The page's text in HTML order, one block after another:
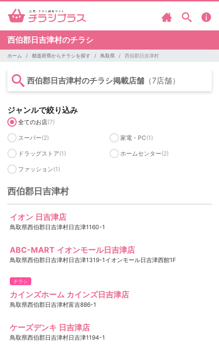
西伯郡日吉津村のチラシ
ホーム 都道府県からチラシを探す 鳥取県 西伯郡日吉津村
西伯郡日吉津村のチラシ掲載店舗 （7店舗）
ジャンルで絞り込み
全てのお店(7)
スーパー(2) 家電・PC(1)
ドラッグストア(1) ホームセンター(2)
ファッション(1)
西伯郡日吉津村
イオン 日吉津店
鳥取県西伯郡日吉津村日吉津1160-1
ABC-MART イオンモール日吉津店
鳥取県西伯郡日吉津村日吉津1319-1イオンモール日吉津西館1F
チラシ
カインズホーム カインズ日吉津店
鳥取県西伯郡日吉津村富吉886-1
ケーズデンキ 日吉津店
鳥取県西伯郡日吉津村日吉津1194-1